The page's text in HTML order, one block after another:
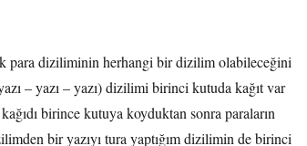
para diziliminin herhangi bir dizilim olabileceğini
– yazı – yazı) dizilimi birinci kutuda kağıt var
birince kutuya koyduktan sonra paraların
bir yazıyı tura yaptığım dizilimin de birinci